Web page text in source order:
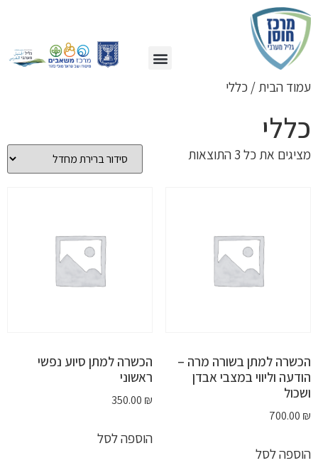
עמוד הבית/ כללי
כללי
מציגים את כל ⁦3⁩ התוצאות
הכשרה למתן בשורה מרה –
הודעה וליווי במצבי אבדן
ושכול
700.00 ₪
הוספה לסל
הכשרה למתן סיוע נפשי
ראשוני
350.00 ₪
הוספה לסל